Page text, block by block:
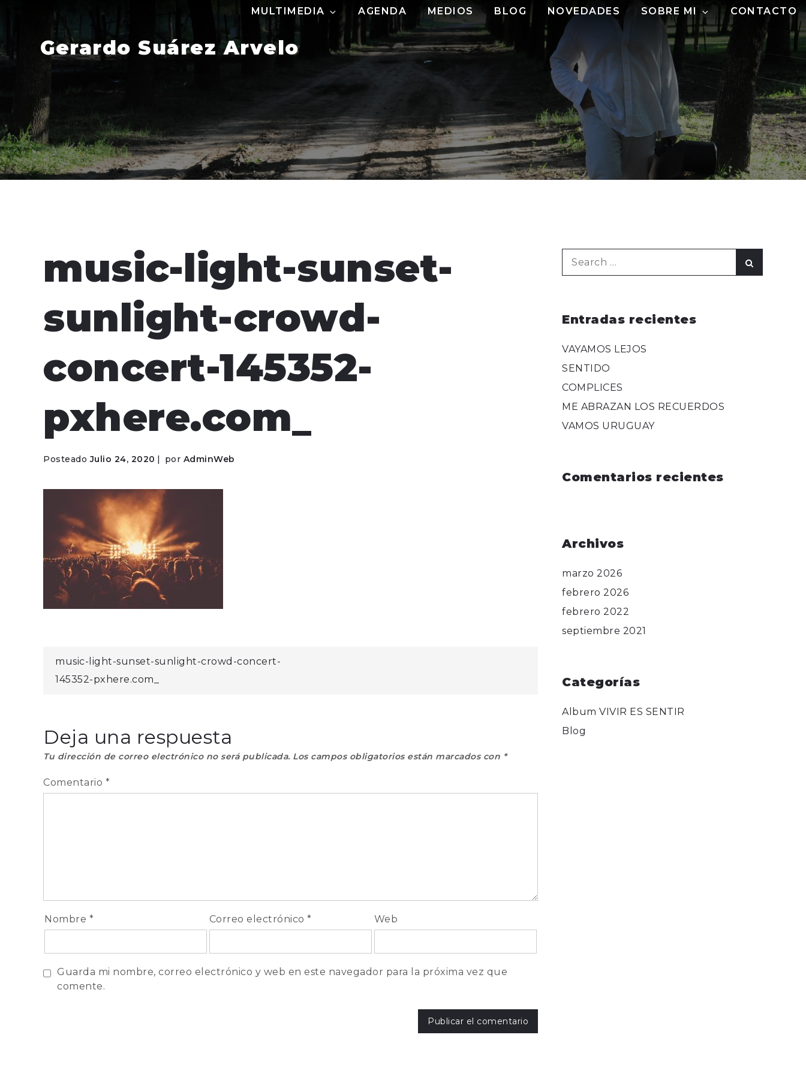
Gerardo Suárez Arvelo
MULTIMEDIA AGENDA MEDIOS BLOG NOVEDADES SOBRE MI CONTACTO
music-light-sunset-
sunlight-crowd-
concert-145352-
pxhere.com_
PosteadoJulio 24, 2020 por AdminWeb
Navegación
entradas
music-light-sunset-sunlight-crowd-concert-
145352-pxhere.com_
Deja una respuesta
Tu dirección de correo electrónico no será publicada. Los campos obligatorios están marcados con *
Comentario *
Nombre * Correo electrónico* Web
Guarda mi nombre, correo electrónico y web en este navegador para la próxima vez que
comente.
for:
Entradas recientes
VAYAMOS LEJOS
SENTIDO
COMPLICES
ME ABRAZAN LOS RECUERDOS
VAMOS URUGUAY
Comentarios recientes
Archivos
marzo 2026
febrero 2026
febrero 2022
septiembre 2021
Categorías
Album VIVIR ES SENTIR
Blog